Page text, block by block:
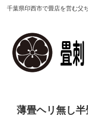
千葉県印西市で畳店を営む父
薄畳ヘリ無し